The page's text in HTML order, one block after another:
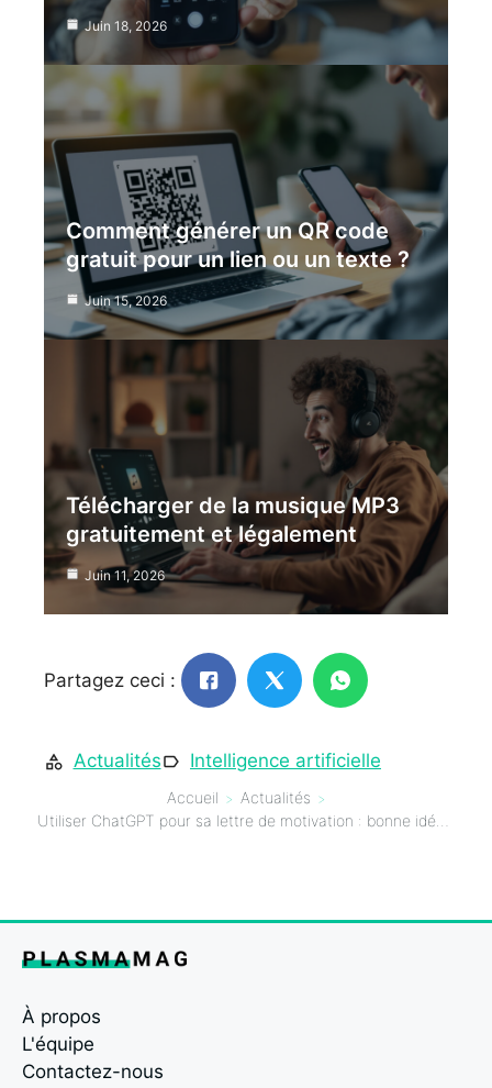
Juin 18, 2026
Comment générer un QR code
gratuit pour un lien ou un texte ?
Juin 15, 2026
Télécharger de la musique MP3
gratuitement et légalement
Juin 11, 2026
Partagez ceci :
Actualités Intelligence artificielle
Accueil
Actualités
À propos
L'équipe
Contactez-nous